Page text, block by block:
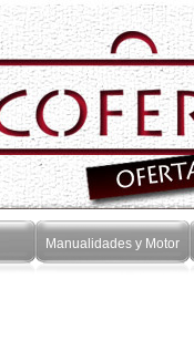
Manualidades y Motor